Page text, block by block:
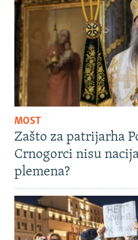
MOST
Zašto za patrijarha
Crnogorci nisu
plemena?